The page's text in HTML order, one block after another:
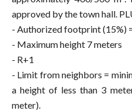
approved by the town hall.
- Authorized footprint (15%)
- Maximum height 7 meters
- R+1
- Limit from neighbors =
a height of less than 3
meter).